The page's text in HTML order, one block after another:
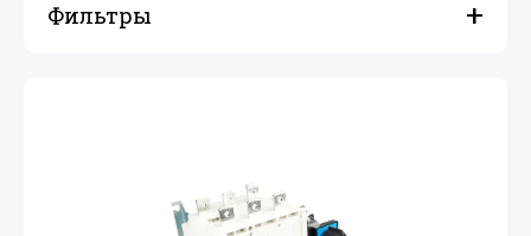
Фильтры